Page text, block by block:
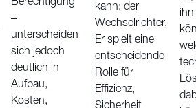
–
unterscheiden
sich jedoch
deutlich in
Aufbau,
Kosten,
kann: der
Wechselrichter.
Er spielt eine
entscheidende
Rolle für
Effizienz,
Sicherheit